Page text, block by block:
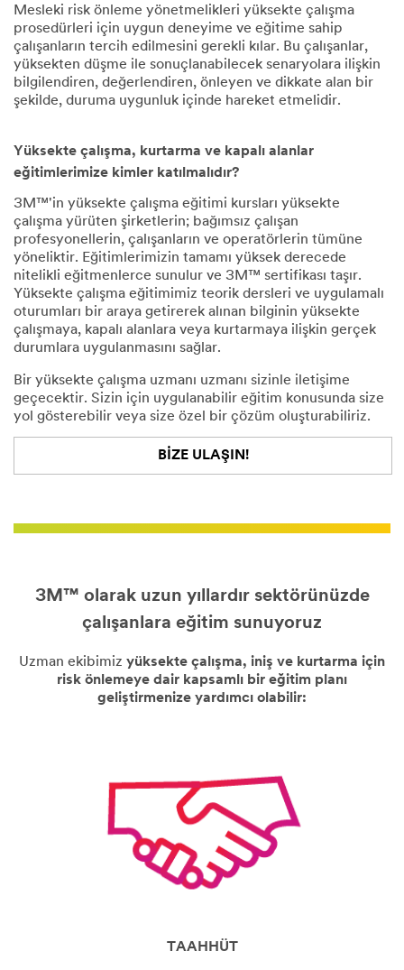
Mesleki risk önleme yönetmelikleri yüksekte çalışma
prosedürleri için uygun deneyime ve eğitime sahip
çalışanların tercih edilmesini gerekli kılar. Bu çalışanlar,
yüksekten düşme ile sonuçlanabilecek senaryolara ilişkin
bilgilendiren, değerlendiren, önleyen ve dikkate alan bir
şekilde, duruma uygunluk içinde hareket etmelidir.
Yüksekte çalışma, kurtarma ve kapalı alanlar
eğitimlerimize kimler katılmalıdır?
3M™'in yüksekte çalışma eğitimi kursları yüksekte
çalışma yürüten şirketlerin; bağımsız çalışan
profesyonellerin, çalışanların ve operatörlerin tümüne
yöneliktir. Eğitimlerimizin tamamı yüksek derecede
nitelikli eğitmenlerce sunulur ve 3M™ sertifikası taşır.
Yüksekte çalışma eğitimimiz teorik dersleri ve uygulamalı
oturumları bir araya getirerek alınan bilginin yüksekte
çalışmaya, kapalı alanlara veya kurtarmaya ilişkin gerçek
durumlara uygulanmasını sağlar.
Bir yüksekte çalışma uzmanı uzmanı sizinle iletişime
geçecektir. Sizin için uygulanabilir eğitim konusunda size
yol gösterebilir veya size özel bir çözüm oluşturabiliriz.
BIZE ULAŞIN!
3M™ olarak uzun yıllardır sektörünüzde
çalışanlara eğitim sunuyoruz
Uzman ekibimiz yüksekte çalışma, iniş ve kurtarma için
risk önlemeye dair kapsamlı bir eğitim planı
geliştirmenize yardımcı olabilir:
TAAHHÜT